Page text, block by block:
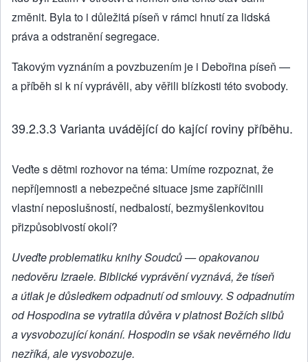
změnit. Byla to i důležitá píseň v rámci hnutí za lidská
práva a odstranění segregace.
Takovým vyznáním a povzbuzením je i Debořina píseň —
a příběh si k ní vyprávěli, aby věřili blízkosti této svobody.
39.2.3.3 Varianta uvádějící do kající roviny příběhu.
Veďte s dětmi rozhovor na téma: Umíme rozpoznat, že
nepříjemnosti a nebezpečné situace jsme zapříčinili
vlastní neposlušností, nedbalostí, bezmyšlenkovitou
přizpůsobivostí okolí?
Uveďte problematiku knihy Soudců—opakovanou
nedověru Izraele. Biblické vyprávění vyznává, že tíseň
a útlak je důsledkem odpadnutí od smlouvy. S odpadnutím
od Hospodina se vytratila důvěra v platnost Božích slibů
a vysvobozující konání. Hospodin se však nevěrného lidu
nezříká, ale vysvobozuje.